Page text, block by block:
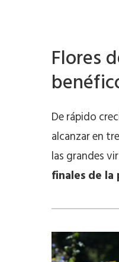
Flores
De rápido
alcanzar en
las grandes
finales de